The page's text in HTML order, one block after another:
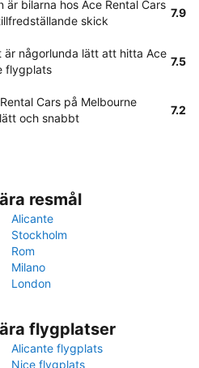
är bilarna hos Ace Rental Cars
skick
7.9
någorlunda lätt att hitta Ace
flygplats
7.5
Cars på Melbourne
och snabbt
7.2
resmål
Alicante
Stockholm
Rom
Milano
London
flygplatser
Alicante flygplats
Nice flygplats